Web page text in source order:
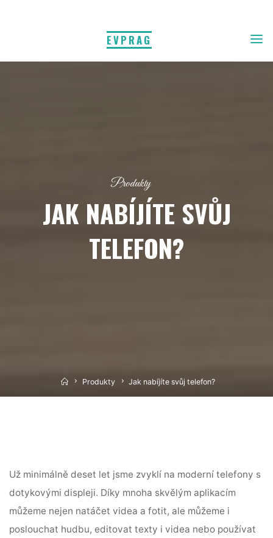
EVPRAG
Produkty
JAK NABÍJÍTE SVŮJ
TELEFON?
HomeProdukty Jak nabíjíte svůj telefon?
Už minimálně deset let jsme zvyklí na moderní telefony s
dotykovými displeji. Díky mnoha skvělým aplikacím
můžeme nejen natáčet videa a fotit, ale můžeme i
poslouchat hudbu, editovat texty i videa nebo používat